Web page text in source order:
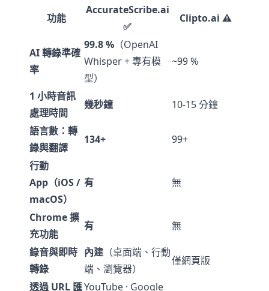
功能
AccurateScribe.ai
✅
Clipto.ai ⚠️
AI 轉錄準確
率
99.8 % （OpenAI
Whisper + 專有模
型）
~99 %
1 小時音訊
處理時間
幾秒鐘
10-15 分鐘
語言數：轉
錄與翻譯
134+
99+
行動
App（iOS /
macOS）
有 無
Chrome 擴
充功能
有
無
錄音與即時
轉錄
內建 （桌面端、行動
端、瀏覽器）
僅網頁版
透過 URL 匯YouTube · Google